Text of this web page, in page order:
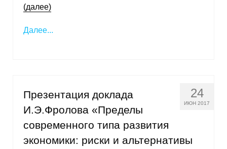
Оценка индекса промышленного
Российская Система Климатического
Мониторинга
(далее)
Далее...
24
ИЮН 2017
Презентация доклада
И.Э.Фролова «Пределы
современного типа развития
экономики: риски и альтернативы